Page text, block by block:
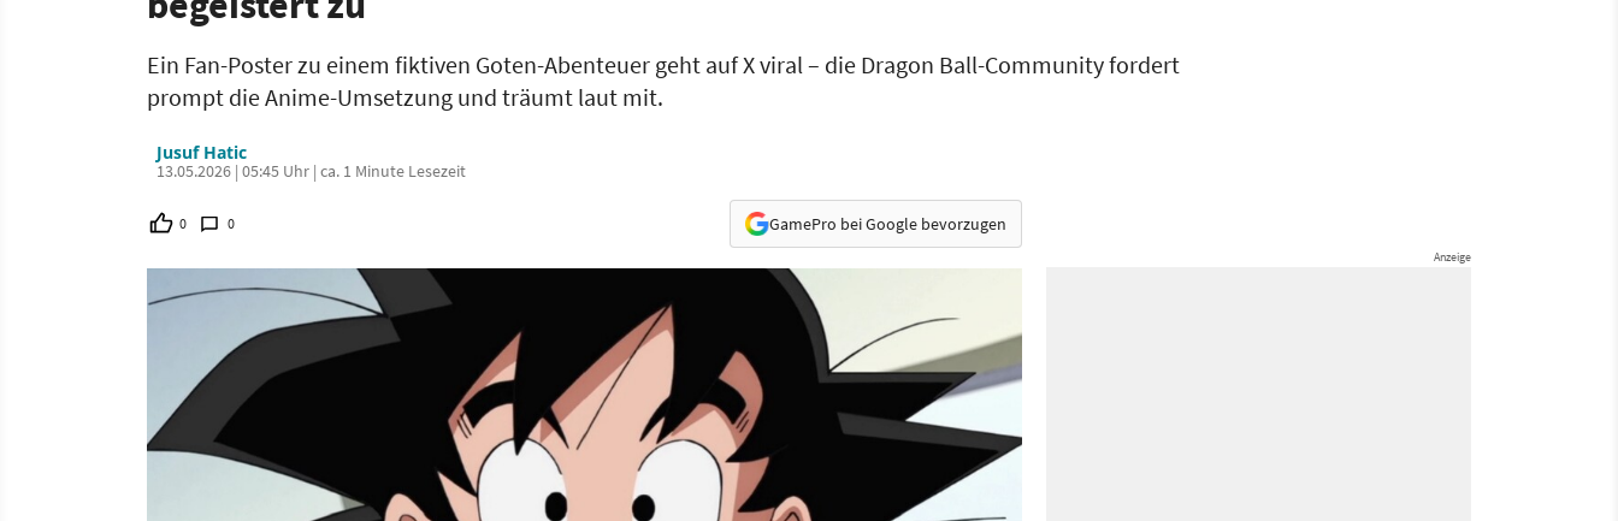
Ein Fan-Poster zu einem fiktiven Goten-Abenteuer geht auf X viral – die Dragon Ball-Community fordert
prompt die Anime-Umsetzung und träumt laut mit.
Jusuf Hatic
13.05.2026 | 05:45 Uhr | ca. 1 Minute Lesezeit
0 0 GamePro bei Google bevorzugen